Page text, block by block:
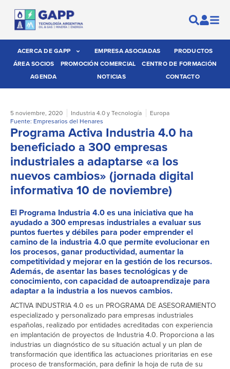
ACERCA DE GAPP EMPRESA ASOCIADAS
PRODUCTOS
ÁREA SOCIOS
PROMOCIÓN COMERCIAL
CENTRO DE FORMACIÓN
AGENDA
NOTICIAS CONTACTO
5 noviembre, 2020 Industria 4.0 y Tecnología
Europa
Fuente: Empresarios del Henares
Programa Activa Industria 4.0 ha
beneficiado a 300 empresas
industriales a adaptarse «a los
nuevos cambios» (jornada digital
informativa 10 de noviembre)
El Programa Industria 4.0 es una iniciativa que ha
ayudado a 300 empresas industriales a evaluar sus
puntos fuertes y débiles para poder emprender el
camino de la industria 4.0 que permite evolucionar en
los procesos, ganar productividad, aumentar la
competitividad y mejorar en la gestión de los recursos.
Además, de asentar las bases tecnológicas y de
conocimiento, con capacidad de autoaprendizaje para
adaptar a la industria a los nuevos cambios.
ACTIVA INDUSTRIA 4.0 es un PROGRAMA DE ASESORAMIENTO
especializado y personalizado para empresas industriales
españolas, realizado por entidades acreditadas con experiencia
en implantación de proyectos de Industria 4.0. Proporciona a las
industrias un diagnóstico de su situación actual y un plan de
transformación que identiﬁca las actuaciones prioritarias en ese
proceso de transformación, para deﬁnir la hoja de ruta de su